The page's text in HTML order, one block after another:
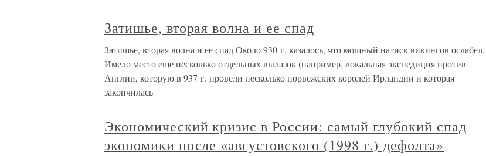
Затишье, вторая волна и ее спад
Затишье, вторая волна и ее спад Около 930 г. казалось, что мощный натиск викингов ослабел.
Имело место еще несколько отдельных вылазок (например, локальная экспедиция против
Англии, которую в 937 г. провели несколько норвежских королей Ирландии и которая
закончилась
Экономический кризис в России: самый глубокий спад
экономики после «августовского (1998 г.) дефолта»